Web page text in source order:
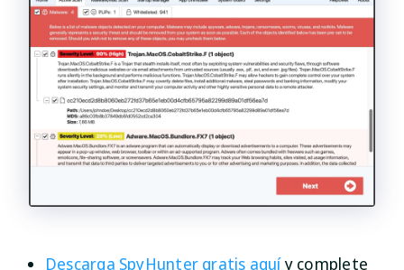
Descarga SpyHunter gratis aquíy complete